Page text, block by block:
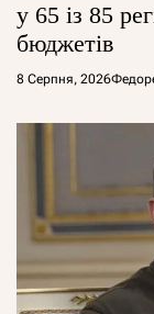
у 65 із 85
бюджетів
8 Серпня, 2026